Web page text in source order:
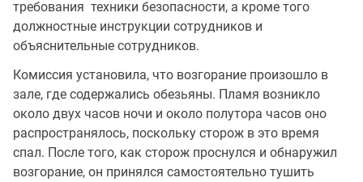
требования техники безопасности, а кроме того
должностные инструкции сотрудников и
объяснительные сотрудников.
Комиссия установила, что возгорание произошло в
зале, где содержались обезьяны. Пламя возникло
около двух часов ночи и около полутора часов оно
распространялось, поскольку сторож в это время
спал. После того, как сторож проснулся и обнаружил
возгорание, он принялся самостоятельно тушить